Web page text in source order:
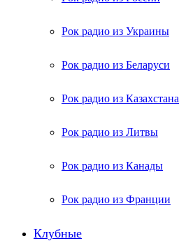
Рок радио из Украины
Рок радио из Беларуси
Рок радио из Казахстана
Рок радио из Литвы
Рок радио из Канады
Рок радио из Франции
Клубные